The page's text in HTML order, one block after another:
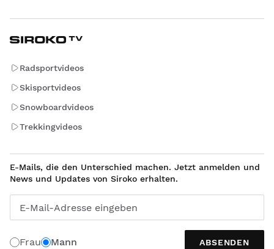
Radsportvideos
Skisportvideos
Snowboardvideos
Trekkingvideos
E-Mails, die den Unterschied machen. Jetzt anmelden und
News und Updates von Siroko erhalten.
E-Mail-Adresse eingeben
Frau Mann ABSENDEN